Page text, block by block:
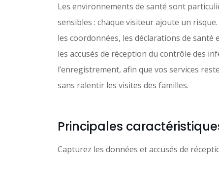
Les environnements de santé sont
sensibles : chaque visiteur ajoute un
les coordonnées, les déclarations de santé
les accusés de réception du contrôle des
l’enregistrement, afin que vos services
sans ralentir les visites des familles.
Principales
Capturez les données et accusés de